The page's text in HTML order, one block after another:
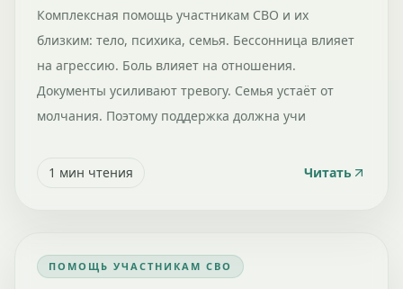
Комплексная помощь участникам СВО и их
близким: тело, психика, семья. Бессонница влияет
на агрессию. Боль влияет на отношения.
Документы усиливают тревогу. Семья устаёт от
молчания. Поэтому поддержка должна учи
1 мин чтения Читать
ПОМОЩЬ УЧАСТНИКАМ СВО